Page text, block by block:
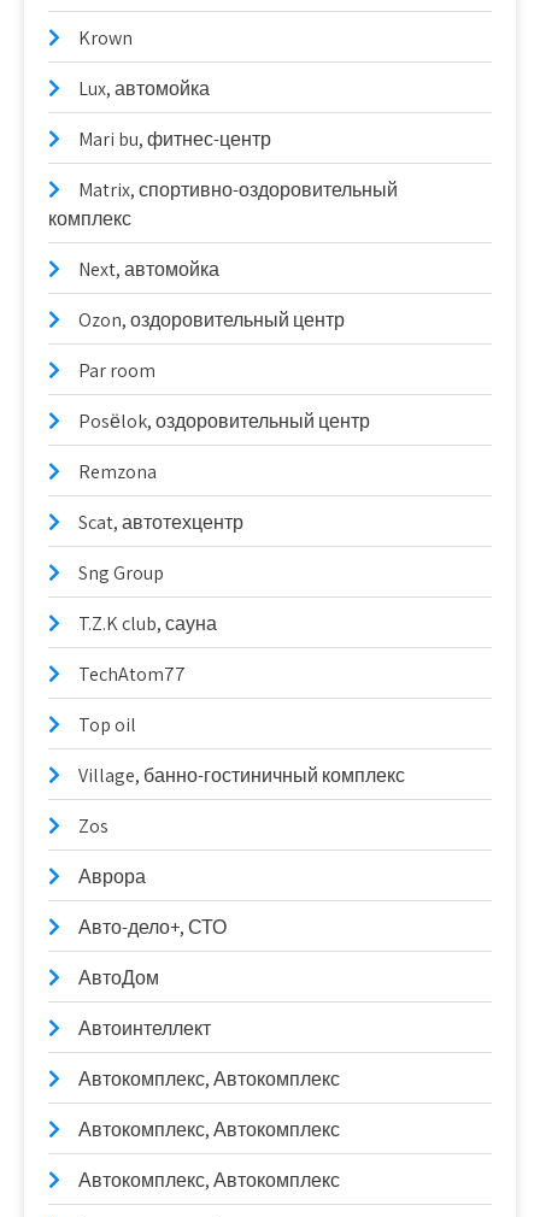
Krown
Lux, автомойка
Mari bu, фитнес-центр
Matrix, спортивно-оздоровительный
комплекс
Next, автомойка
Ozon, оздоровительный центр
Par room
Posёlok, оздоровительный центр
Remzona
Scat, автотехцентр
Sng Group
T.Z.K club, сауна
TechAtom77
Top oil
Village, банно-гостиничный комплекс
Zos
Аврора
Авто-дело+, СТО
АвтоДом
Автоинтеллект
Автокомплекс, Автокомплекс
Автокомплекс, Автокомплекс
Автокомплекс, Автокомплекс